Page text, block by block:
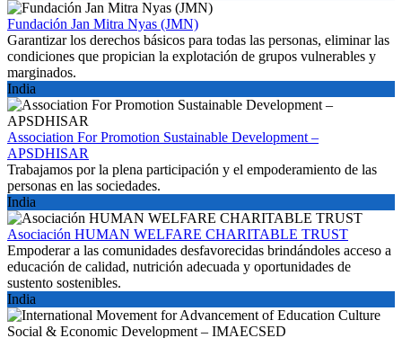
Fundación Jan Mitra Nyas (JMN)
Garantizar los derechos básicos para todas las personas, eliminar las
condiciones que propician la explotación de grupos vulnerables y
marginados.
India
Association For Promotion Sustainable Development –
APSDHISAR
Trabajamos por la plena participación y el empoderamiento de las
personas en las sociedades.
India
Asociación HUMAN WELFARE CHARITABLE TRUST
Empoderar a las comunidades desfavorecidas brindándoles acceso a
educación de calidad, nutrición adecuada y oportunidades de
sustento sostenibles.
India